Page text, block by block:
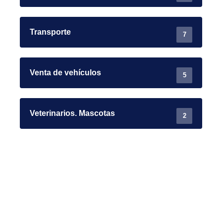
Transporte 7
Venta de vehículos 5
Veterinarios. Mascotas 2